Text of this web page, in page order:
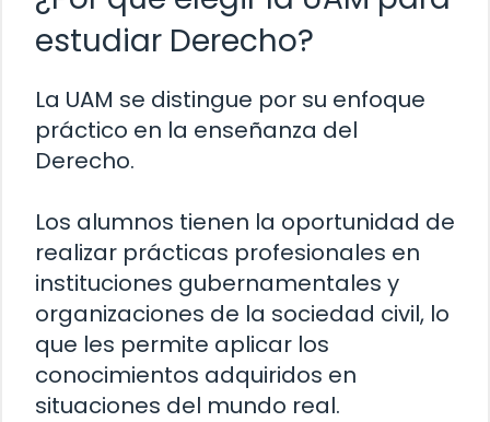
estudiar Derecho?
La UAM se distingue por su enfoque
práctico en la enseñanza del
Derecho.
Los alumnos tienen la oportunidad de
realizar prácticas profesionales en
instituciones gubernamentales y
organizaciones de la sociedad civil, lo
que les permite aplicar los
conocimientos adquiridos en
situaciones del mundo real.